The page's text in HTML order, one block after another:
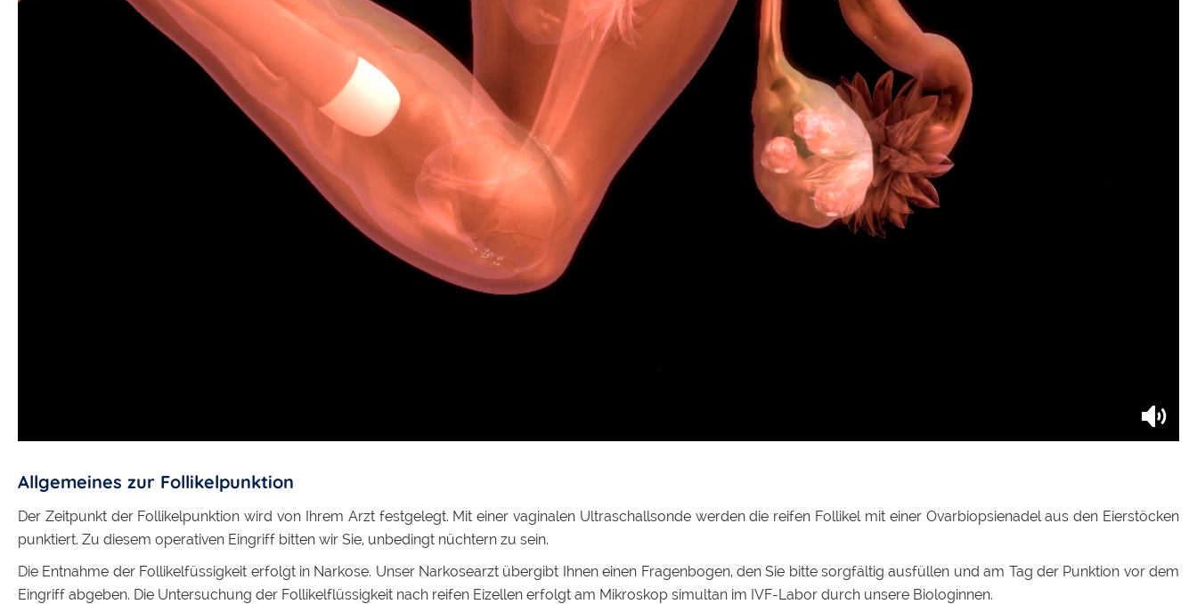
Allgemeines zur Follikelpunktion
Der Zeitpunkt der Follikelpunktion wird von Ihrem Arzt festgelegt. Mit einer vaginalen Ultraschallsonde werden die reifen Follikel mit einer Ovarbiopsienadel aus den Eierstöcken
punktiert. Zu diesem operativen Eingriff bitten wir Sie, unbedingt nüchtern zu sein.
Die Entnahme der Follikelfüssigkeit erfolgt in Narkose. Unser Narkosearzt übergibt Ihnen einen Fragenbogen, den Sie bitte sorgfältig ausfüllen und am Tag der Punktion vor dem
Eingriff abgeben. Die Untersuchung der Follikelflüssigkeit nach reifen Eizellen erfolgt am Mikroskop simultan im IVF-Labor durch unsere Biologinnen.